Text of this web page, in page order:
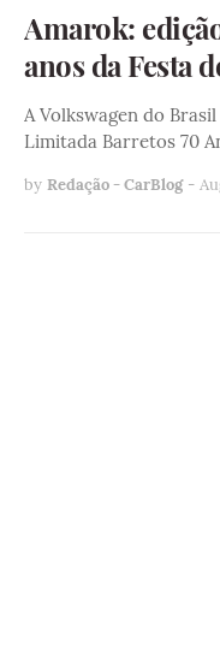
Amarok:
anos da Festa
A Volkswagen do
Limitada Barretos 70
by Redação - CarBlog -